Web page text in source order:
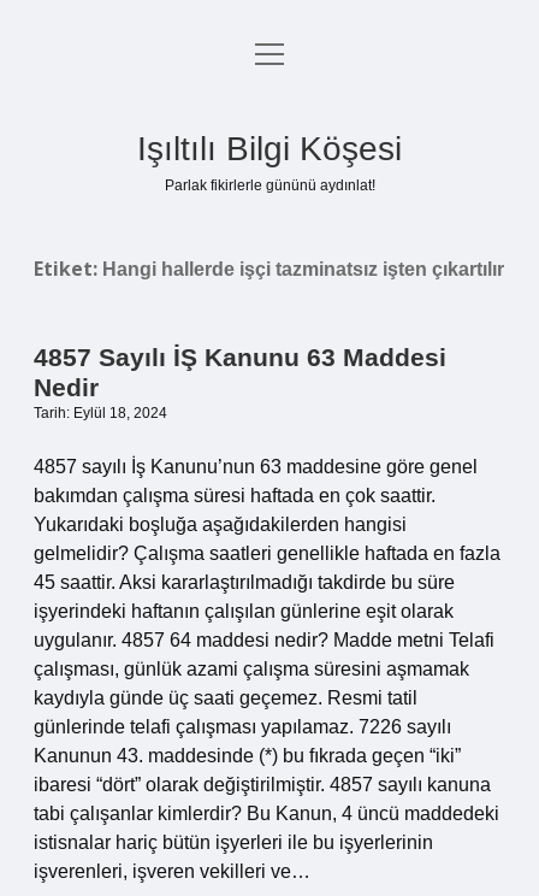
Anasayfa
Yasal Uyarı
menüyü
Işıltılı Bilgi Köşesi
Parlak fikirlerle gününü aydınlat!
Etiket: Hangi hallerde işçi tazminatsız işten çıkartılır
4857 Sayılı İŞ Kanunu 63 Maddesi
Nedir
Tarih: Eylül 18, 2024
4857 sayılı İş Kanunu’nun 63 maddesine göre genel
bakımdan çalışma süresi haftada en çok saattir.
Yukarıdaki boşluğa aşağıdakilerden hangisi
gelmelidir? Çalışma saatleri genellikle haftada en fazla
45 saattir. Aksi kararlaştırılmadığı takdirde bu süre
işyerindeki haftanın çalışılan günlerine eşit olarak
uygulanır. 4857 64 maddesi nedir? Madde metni Telafi
çalışması, günlük azami çalışma süresini aşmamak
kaydıyla günde üç saati geçemez. Resmi tatil
günlerinde telafi çalışması yapılamaz. 7226 sayılı
Kanunun 43. maddesinde (*) bu fıkrada geçen “iki”
ibaresi “dört” olarak değiştirilmiştir. 4857 sayılı kanuna
tabi çalışanlar kimlerdir? Bu Kanun, 4 üncü maddedeki
istisnalar hariç bütün işyerleri ile bu işyerlerinin
işverenleri, işveren vekilleri ve…